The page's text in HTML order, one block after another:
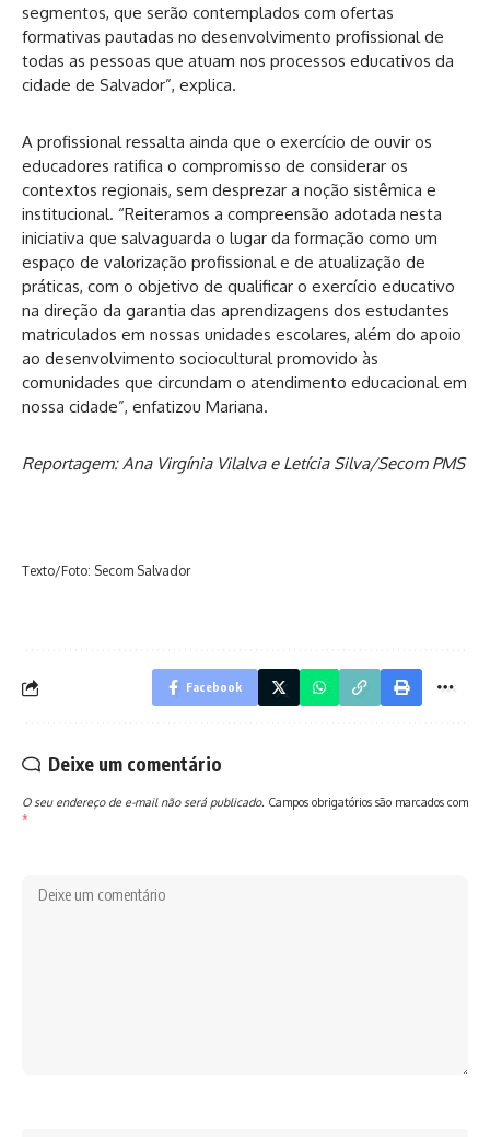
segmentos, que serão contemplados com ofertas
formativas pautadas no desenvolvimento profissional de
todas as pessoas que atuam nos processos educativos da
cidade de Salvador”, explica.
A profissional ressalta ainda que o exercício de ouvir os
educadores ratifica o compromisso de considerar os
contextos regionais, sem desprezar a noção sistêmica e
institucional. “Reiteramos a compreensão adotada nesta
iniciativa que salvaguarda o lugar da formação como um
espaço de valorização profissional e de atualização de
práticas, com o objetivo de qualificar o exercício educativo
na direção da garantia das aprendizagens dos estudantes
matriculados em nossas unidades escolares, além do apoio
ao desenvolvimento sociocultural promovido às
comunidades que circundam o atendimento educacional em
nossa cidade”, enfatizou Mariana.
Reportagem: Ana Virgínia Vilalva e Letícia Silva/Secom PMS
Texto/Foto: Secom Salvador
Facebook
Deixe um comentário
O seu endereço de e-mail não será publicado. Campos obrigatórios são marcados com
*